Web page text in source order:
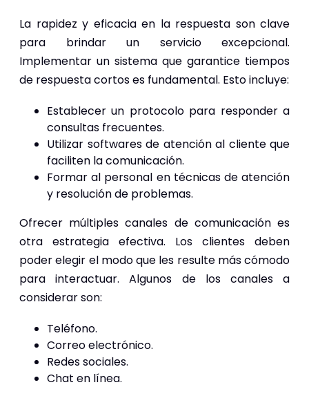
La rapidez y eficacia en la respuesta son clave
para brindar un servicio excepcional.
Implementar un sistema que garantice tiempos
de respuesta cortos es fundamental. Esto incluye:
Establecer un protocolo para responder a
consultas frecuentes.
Utilizar softwares de atención al cliente que
faciliten la comunicación.
Formar al personal en técnicas de atención
y resolución de problemas.
Ofrecer múltiples canales de comunicación es
otra estrategia efectiva. Los clientes deben
poder elegir el modo que les resulte más cómodo
para interactuar. Algunos de los canales a
considerar son:
Teléfono.
Correo electrónico.
Redes sociales.
Chat en línea.